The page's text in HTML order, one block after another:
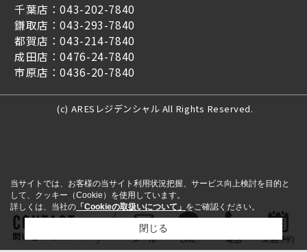
千葉店：043-202-7840
鎌取店：043-293-7840
都賀店：043-214-7840
成田店：0476-24-7840
市原店：0436-20-7840
(c) ARESレジデンシャル All Rights Reserved.
問い合わせをする メール LINE 電話 来店予約
当サイトでは、お客様の当サイト利用状況把握、サービス向上検討を目的と
して、クッキー（Cookie）を使用しています。
詳しくは、当社の 「Cookieの取扱いについて」 をご確認ください。
閉じる